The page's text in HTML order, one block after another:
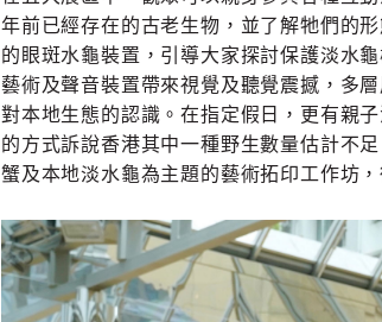
年前已經存在的古老生物，並了解牠們的
的眼斑水龜裝置，引導大家探討保護淡水
藝術及聲音裝置帶來視覺及聽覺震撼，多
對本地生態的認識。在指定假日，更有親
的方式訴說香港其中一種野生數量估計不
蟹及本地淡水龜為主題的藝術拓印工作坊